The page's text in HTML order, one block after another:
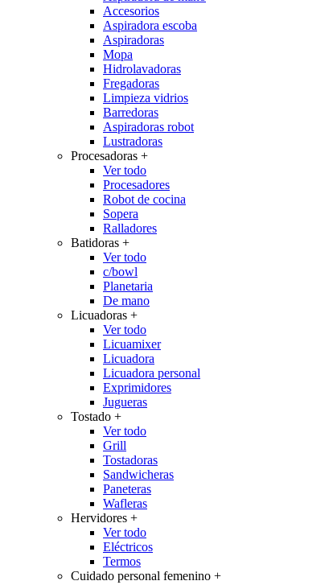
Accesorios
Aspiradora escoba
Aspiradoras
Mopa
Hidrolavadoras
Fregadoras
Limpieza vidrios
Barredoras
Aspiradoras robot
Lustradoras
Procesadoras +
Ver todo
Procesadores
Robot de cocina
Sopera
Ralladores
Batidoras +
Ver todo
c/bowl
Planetaria
De mano
Licuadoras +
Ver todo
Licuamixer
Licuadora
Licuadora personal
Exprimidores
Jugueras
Tostado +
Ver todo
Grill
Tostadoras
Sandwicheras
Paneteras
Wafleras
Hervidores +
Ver todo
Eléctricos
Termos
Cuidado personal femenino +